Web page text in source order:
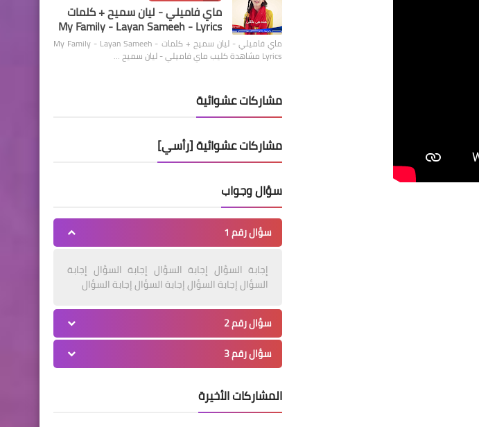
ماي فاميلي - ليان سميح + كلمات
My Family - Layan Sameeh - Lyrics
ماي فاميلي - ليان سميح + كلمات My Family - Layan Sameeh -
Lyrics مشاهدة كليب ماي فاميلي - ليان سميح …
مشاركات عشوائية
مشاركات عشوائية [رأسي]
سؤال وجواب
سؤال رقم 1
إجابة السؤال إجابة السؤال إجابة السؤال إجابة
السؤال إجابة السؤال إجابة السؤال إجابة السؤال
سؤال رقم 2
سؤال رقم 3
المشاركات الأخيرة